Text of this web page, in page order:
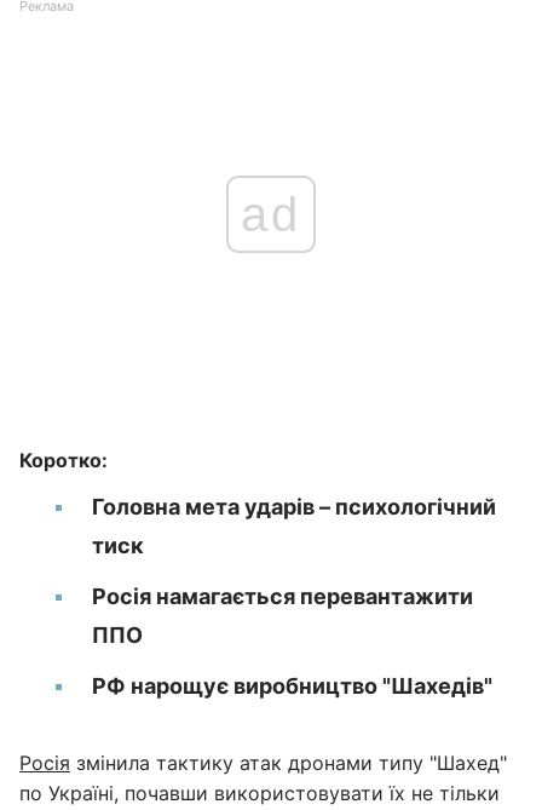
Реклама
ad
Коротко:
Головна мета ударів – психологічний
тиск
Росія намагається перевантажити
ППО
РФ нарощує виробництво "Шахедів"
Росія змінила тактику атак дронами типу "Шахед"
по Україні, почавши використовувати їх не тільки